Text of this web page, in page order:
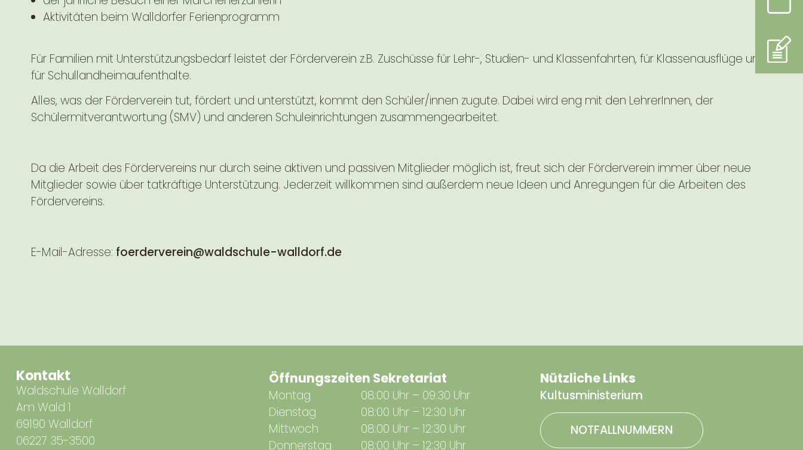
Aktivitäten beim Walldorfer Ferienprogramm
Für Familien mit Unterstützungsbedarf leistet der Förderverein z.B. Zuschüsse für Lehr-, Studien- und Klassenfahrten, für Klassenausflüge und
für Schullandheimaufenthalte.
Alles, was der Förderverein tut, fördert und unterstützt, kommt den Schüler/innen zugute. Dabei wird eng mit den LehrerInnen, der
Schülermitverantwortung (SMV) und anderen Schuleinrichtungen zusammengearbeitet.
Da die Arbeit des Fördervereins nur durch seine aktiven und passiven Mitglieder möglich ist, freut sich der Förderverein immer über neue
Mitglieder sowie über tatkräftige Unterstützung. Jederzeit willkommen sind außerdem neue Ideen und Anregungen für die Arbeiten des
Fördervereins.
E-Mail-Adresse: foerderverein@waldschule-walldorf.de
Kontakt
Waldschule Walldorf
Am Wald 1
69190 Walldorf
06227 35-3500
Öffnungszeiten Sekretariat
Montag
08:00 Uhr – 09:30 Uhr
Dienstag
08:00 Uhr – 12:30 Uhr
Mittwoch
08:00 Uhr – 12:30 Uhr
Donnerstag
08:00 Uhr – 12:30 Uhr
Nützliche Links
Kultusministerium
NOTFALLNUMMERN